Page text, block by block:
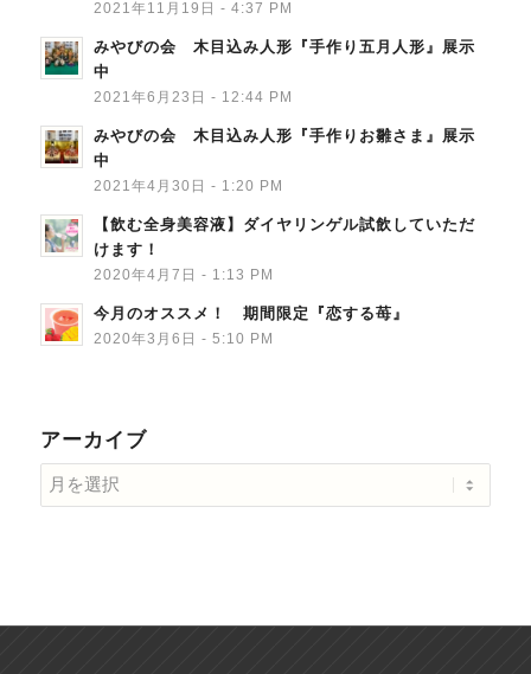
2021年11月19日 - 4:37 PM
みやびの会 木目込み人形『手作り五月人形』展示
中
2021年6月23日 - 12:44 PM
みやびの会 木目込み人形『手作りお雛さま』展示
中
2021年4月30日 - 1:20 PM
【飲む全身美容液】ダイヤリンゲル試飲していただ
けます！
2020年4月7日 - 1:13 PM
今月のオススメ！ 期間限定『恋する苺』
2020年3月6日 - 5:10 PM
アーカイブ